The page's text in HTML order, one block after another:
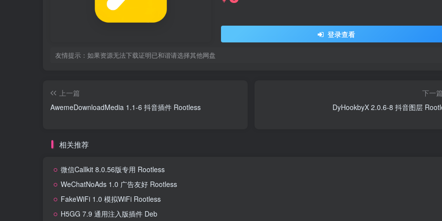
登录查看
友情提示：如果资源无法下载证明已和谐请选择其他网盘
上一篇
AwemeDownloadMedia 1.1-6 抖音插件 Rootless
下一篇
DyHookbyX 2.0.6-8 抖音图层
相关推荐
微信Callkit 8.0.56版专用 Rootless
WeChatNoAds 1.0 广告友好 Rootless
FakeWiFi 1.0 模拟WiFi Rootless
H5GG 7.9 通用注入版插件 Deb